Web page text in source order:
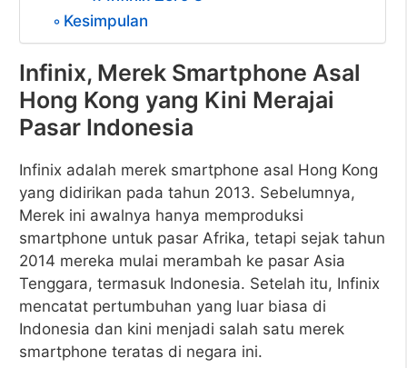
Kesimpulan
Infinix, Merek Smartphone Asal
Hong Kong yang Kini Merajai
Pasar Indonesia
Infinix adalah merek smartphone asal Hong Kong
yang didirikan pada tahun 2013. Sebelumnya,
Merek ini awalnya hanya memproduksi
smartphone untuk pasar Afrika, tetapi sejak tahun
2014 mereka mulai merambah ke pasar Asia
Tenggara, termasuk Indonesia. Setelah itu, Infinix
mencatat pertumbuhan yang luar biasa di
Indonesia dan kini menjadi salah satu merek
smartphone teratas di negara ini.